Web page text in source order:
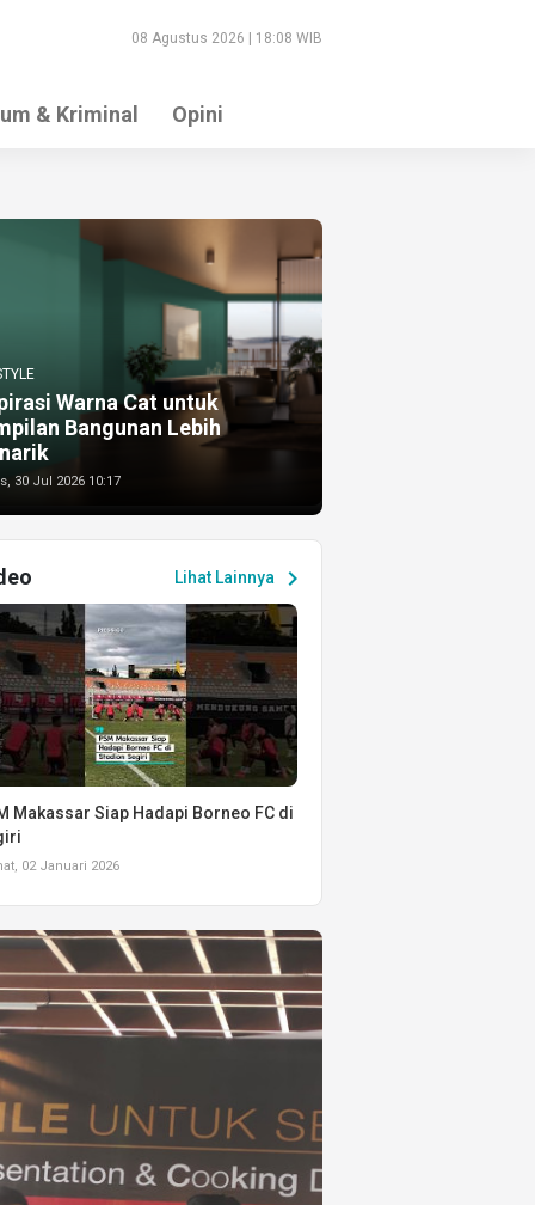
08 Agustus 2026 | 18:08 WIB
& Kriminal Opini
Warna Cat untuk
Bangunan Lebih
30 Jul 2026 10:17
Lihat Lainnya chevron_right
Makassar Siap Hadapi Borneo FC di
02 Januari 2026